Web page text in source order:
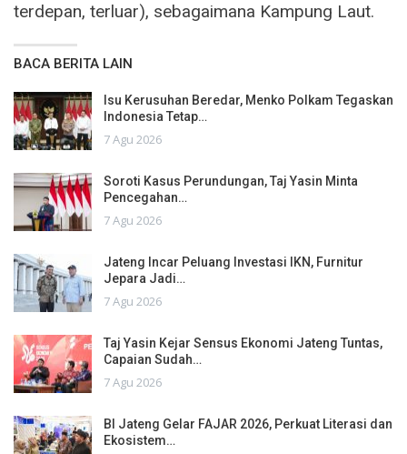
terdepan, terluar), sebagaimana Kampung Laut.
BACA BERITA LAIN
Isu Kerusuhan Beredar, Menko Polkam Tegaskan
Indonesia Tetap…
7 Agu 2026
Soroti Kasus Perundungan, Taj Yasin Minta
Pencegahan…
7 Agu 2026
Jateng Incar Peluang Investasi IKN, Furnitur
Jepara Jadi…
7 Agu 2026
Taj Yasin Kejar Sensus Ekonomi Jateng Tuntas,
Capaian Sudah…
7 Agu 2026
BI Jateng Gelar FAJAR 2026, Perkuat Literasi dan
Ekosistem…